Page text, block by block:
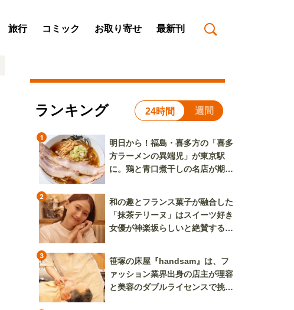
旅行 コミック お取り寄せ 最新刊
ランキング 24時間 週間
1
明日から！福島・喜多方の「喜多
方ラーメンの異端児」が東京駅
に。鶏と青口煮干しの名店が期間
2
和の趣とフランス菓子が融合した
「抹茶テリーヌ」はスイーツ好き
女優が神楽坂らしいと絶賛する逸
3
笹塚の床屋『handsam』は、フ
ァッション業界出身の店主が理容
と美容のダブルライセンスで挑む